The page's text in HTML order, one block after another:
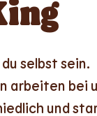
selbst sein.
arbeiten bei
und